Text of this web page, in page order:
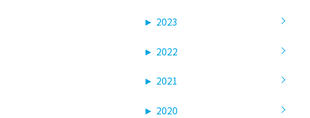
► 2023
► 2022
► 2021
► 2020